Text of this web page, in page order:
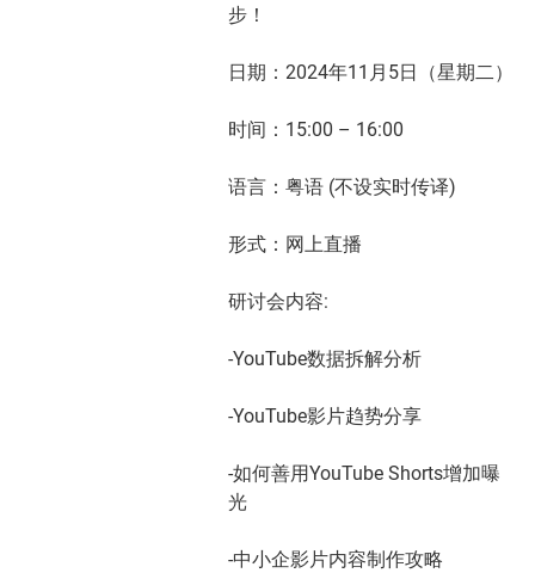
步！
日期：2024年11月5日（星期二）
时间：15:00 – 16:00
语言：粤语 (不设实时传译)
形式：网上直播
研讨会内容:
-YouTube数据拆解分析
-YouTube影片趋势分享
-如何善用YouTube Shorts增加曝
光
-中小企影片内容制作攻略